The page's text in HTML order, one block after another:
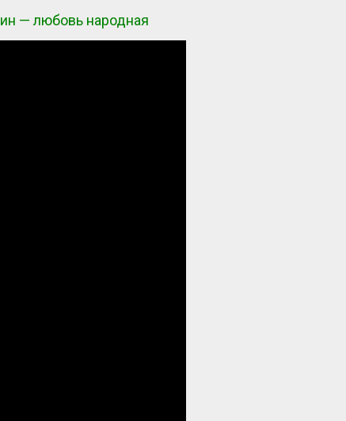
— любовь народная